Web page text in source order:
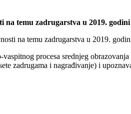
temu zadrugarstva u 2019. godini
na temu zadrugarstva u 2019.
procesa srednjeg obrazovanja
zadrugama i nagrađivanje) i